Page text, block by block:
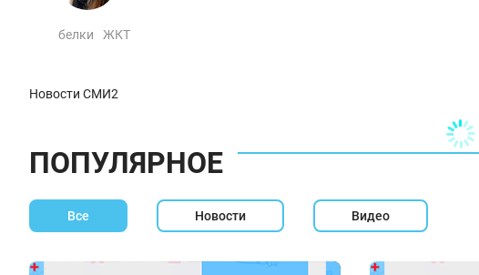
белки ЖКТ
Новости СМИ2
ПОПУЛЯРНОЕ
Все Новости Видео